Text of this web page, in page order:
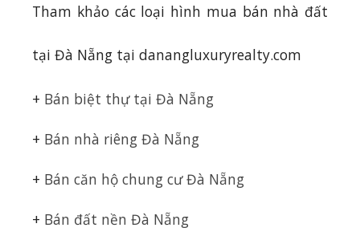
Tham khảo các loại hình mua bán nhà đất
tại Đà Nẵng tại danangluxuryrealty.com
+ Bán biệt thự tại Đà Nẵng
+ Bán nhà riêng Đà Nẵng
+ Bán căn hộ chung cư Đà Nẵng
+ Bán đất nền Đà Nẵng